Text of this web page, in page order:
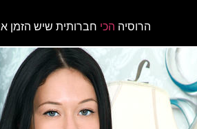
הרוסיה הכי חברותית שיש הזמן